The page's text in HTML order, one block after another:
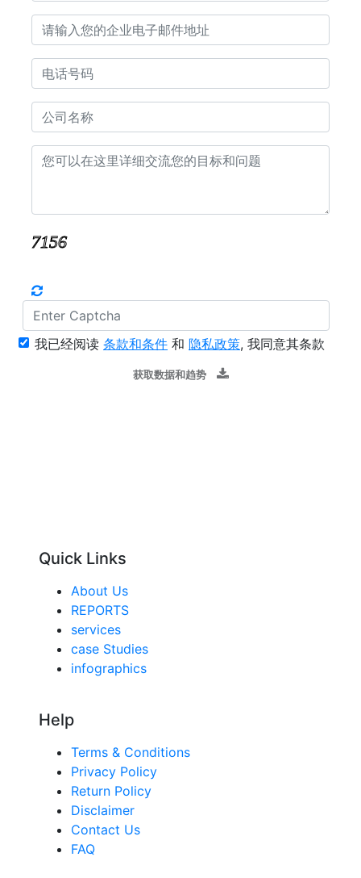
我已经阅读 条款和条件 和 隐私政策, 我同意其条款
获取数据和趋势
Quick Links
About Us
REPORTS
services
case Studies
infographics
Help
Terms & Conditions
Privacy Policy
Return Policy
Disclaimer
Contact Us
FAQ